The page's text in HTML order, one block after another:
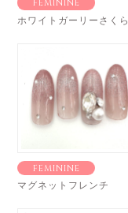
FEMININE
FEMININE
マグネットフレンチ